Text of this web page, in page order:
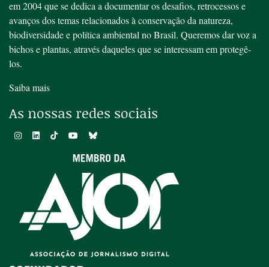
em 2004 que se dedica a documentar os desafios, retrocessos e
avanços dos temas relacionados à conservação da natureza,
biodiversidade e política ambiental no Brasil. Queremos dar voz a
bichos e plantas, através daqueles que se interessam em protegê-
los.
Saiba mais
As nossas redes sociais